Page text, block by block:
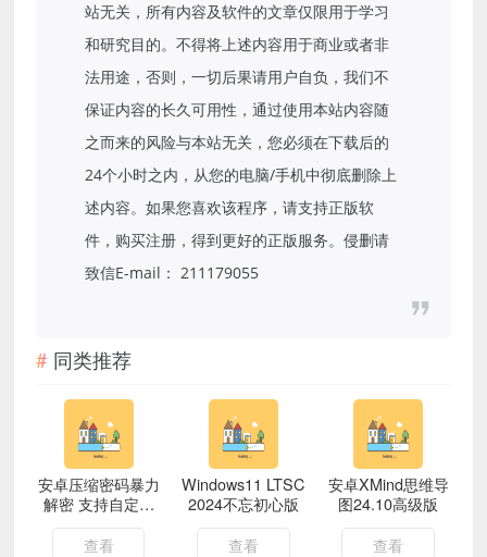
站无关，所有内容及软件的文章仅限用于学习
和研究目的。不得将上述内容用于商业或者非
法用途，否则，一切后果请用户自负，我们不
保证内容的长久可用性，通过使用本站内容随
之而来的风险与本站无关，您必须在下载后的
24个小时之内，从您的电脑/手机中彻底删除上
述内容。如果您喜欢该程序，请支持正版软
件，购买注册，得到更好的正版服务。侵删请
致信E-mail： 211179055
同类推荐
安卓压缩密码暴力
解密 支持自定义
解密/自定义密码
字典/云解密
查看
Windows11 LTSC
2024不忘初心版
查看
安卓XMind思维导
图24.10高级版
查看